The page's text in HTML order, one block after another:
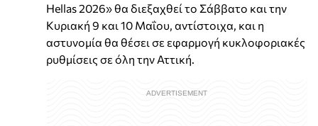
Hellas 2026» θα διεξαχθεί το Σάββατο και την
Κυριακή 9 και 10 Μαΐου, αντίστοιχα, και η
αστυνομία θα θέσει σε εφαρμογή κυκλοφοριακές
ρυθμίσεις σε όλη την Αττική.